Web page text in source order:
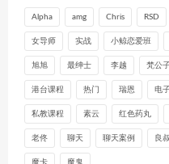
Alpha amg Chris RSD
女导师 实战 小鲸恋爱班
旭旭 最绅士 李越 梵公
港台课程 热门 瑞恩 电
私教课程 素云 红色药丸
老佟 聊天 聊天案例 良叔
魔卡 魔鬼